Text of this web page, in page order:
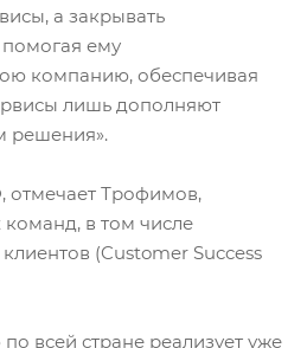
а закрывать
помогая ему
компанию, обеспечивая
лишь дополняют
решения».
Трофимов,
команд, в том числе
(Customer Success
всей стране реализует уже